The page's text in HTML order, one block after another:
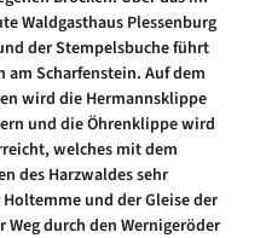
Waldgasthaus Plessenburg
der Stempelsbuche führt
am Scharfenstein. Auf dem
wird die Hermannsklippe
und die Öhrenklippe wird
welches mit dem
des Harzwaldes sehr
und der Gleise der
durch den Wernigeröder